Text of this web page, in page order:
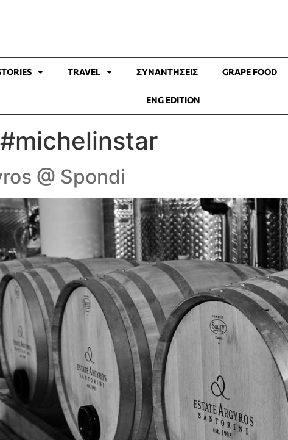
TRAVEL ΣΥΝΑΝΤΉΣΕΙΣ GRAPE FOOD
ENG EDITION
#michelinstar
@ Spondi